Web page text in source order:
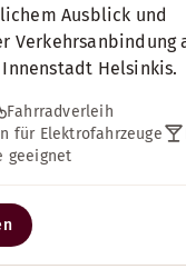
Ausblick und
Verkehrsanbindung
Helsinkis.
Fahrradverleih
für Elektrofahrzeuge
geeignet